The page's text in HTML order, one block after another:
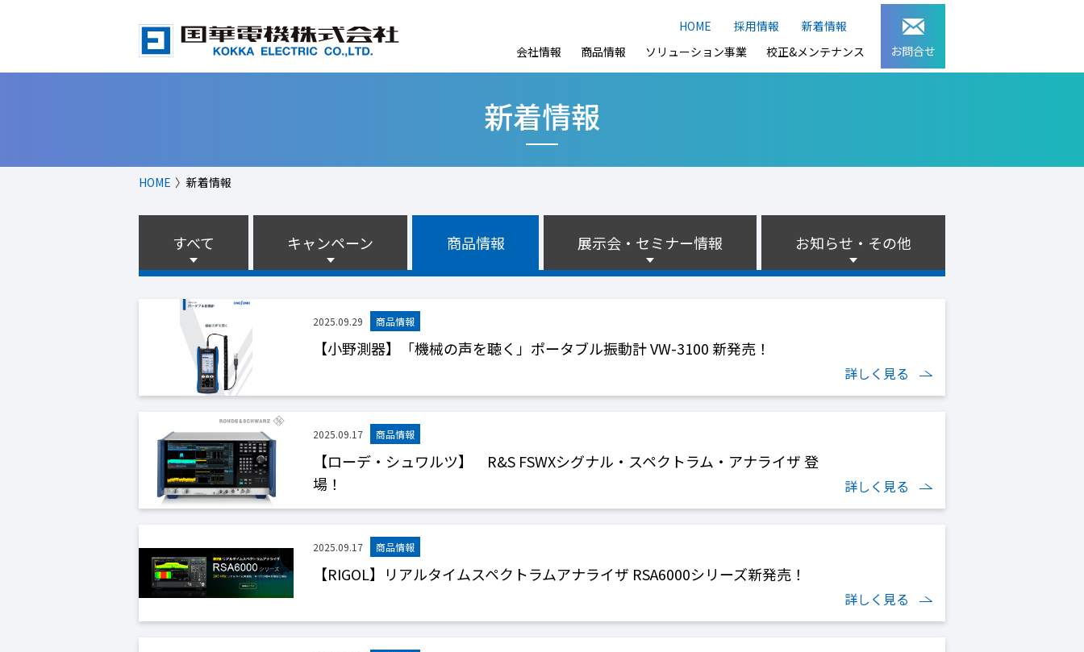
お問合せ
HOME 採用情報
新着情報
会社情報
商品情報 ソリューション事業 校正&メンテナンス
新着情報
HOME 新着情報
すべて キャンペーン 商品情報 展示会・セミナー情報 お知らせ・その他
2025.09.29
【小野測器】「機械の声を聴く」ポータブル振動計 VW-3100 新発売！
詳しく見る
2025.09.17
【ローデ・シュワルツ】 R&S FSWXシグナル・スペクトラム・アナライザ 登
場！
詳しく見る
2025.09.17
【RIGOL】リアルタイムスペクトラムアナライザ RSA6000シリーズ新発売！
詳しく見る